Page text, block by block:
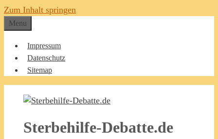
Zum Inhalt springen
Menu
Impressum
Datenschutz
Sitemap
Sterbehilfe-Debatte.de